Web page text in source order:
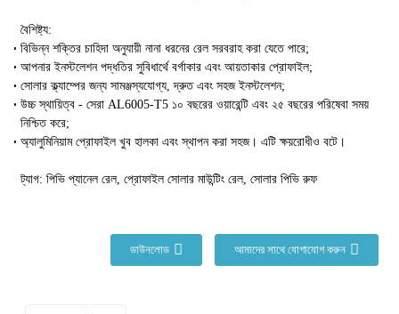
বৈশিষ্ট্য:
বিভিন্ন শক্তির চাহিদা অনুযায়ী নানা ধরনের রেল সরবরাহ করা যেতে পারে;
আপনার ইনস্টলেশন পদ্ধতির সুবিধার্থে বর্গাকার এবং আয়তাকার প্রোফাইল;
সোলার ক্ল্যাম্পের জন্য সামঞ্জস্যযোগ্য, দ্রুত এবং সহজ ইনস্টলেশন;
উচ্চ স্থায়িত্ব - সেরা AL6005-T5 ১০ বছরের ওয়ারেন্টি এবং ২৫ বছরের পরিষেবা সময়
নিশ্চিত করে;
অ্যালুমিনিয়াম প্রোফাইল খুব হালকা এবং স্থাপন করা সহজ। এটি ক্ষয়রোধীও বটে।
ট্যাগ: পিভি প্যানেল রেল, প্রোফাইল সোলার মাউন্টিং রেল, সোলার পিভি রুফ
ডাউনলোড আমাদের সাথে যোগাযোগ করুন